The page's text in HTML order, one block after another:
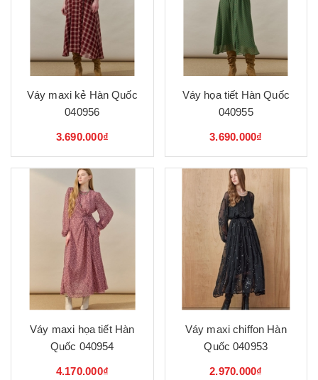
Váy maxi kẻ Hàn Quốc
040956
3.690.000₫
Váy họa tiết Hàn Quốc
040955
3.690.000₫
Váy maxi họa tiết Hàn
Quốc 040954
4.170.000₫
Váy maxi chiffon Hàn
Quốc 040953
2.970.000₫